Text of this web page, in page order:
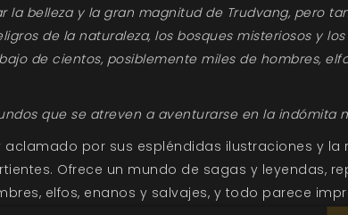
belleza y la gran magnitud de Trudvang, pero
de la naturaleza, los bosques misteriosos y
de cientos, posiblemente miles de hombres,
que se atreven a aventurarse en la indómita
por sus espléndidas ilustraciones y la
Ofrece un mundo de sagas y leyendas,
elfos, enanos y salvajes, y todo parece